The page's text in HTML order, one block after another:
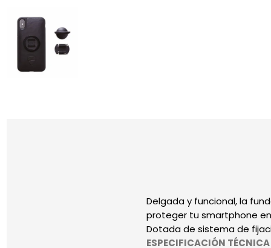
Delgada y funcional, la
proteger tu smartphone
Dotada de sistema de
ESPECIFICACIÓN TÉCNICA